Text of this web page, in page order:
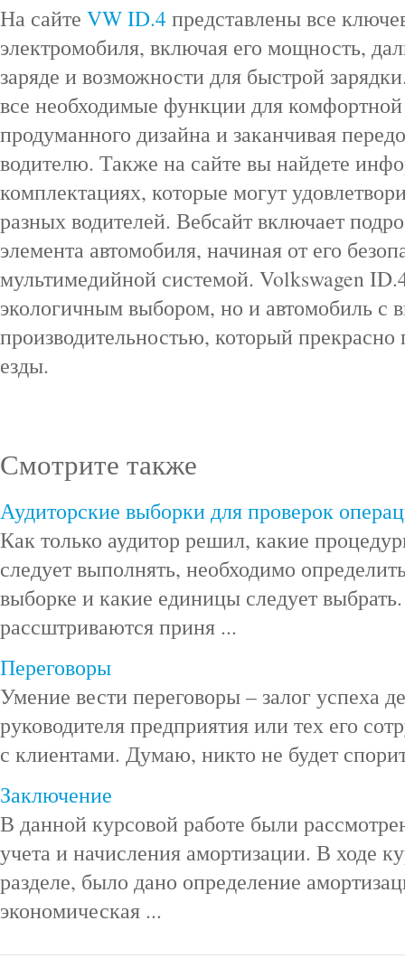
На сайте VW ID.4представлены все
электромобиля, включая его мощность,
заряде и возможности для быстрой
все необходимые функции для
продуманного дизайна и заканчивая
водителю. Также на сайте вы найдете
комплектациях, которые могут
разных водителей. Вебсайт включает
элемента автомобиля, начиная от его
мультимедийной системой. Volkswagen
экологичным выбором, но и автомобиль с
производительностью, который прекрасно
езды.
Смотрите также
Аудиторские выборки для проверок
Как только аудитор решил, какие
следует выполнять, необходимо
выборке и какие единицы следует
рассштриваются приня ...
Переговоры
Умение вести переговоры – залог успеха
руководителя предприятия или тех его
с клиентами. Думаю, никто не будет
Заключение
В данной курсовой работе были
учета и начисления амортизации. В ходе
разделе, было дано определение
экономическая ...